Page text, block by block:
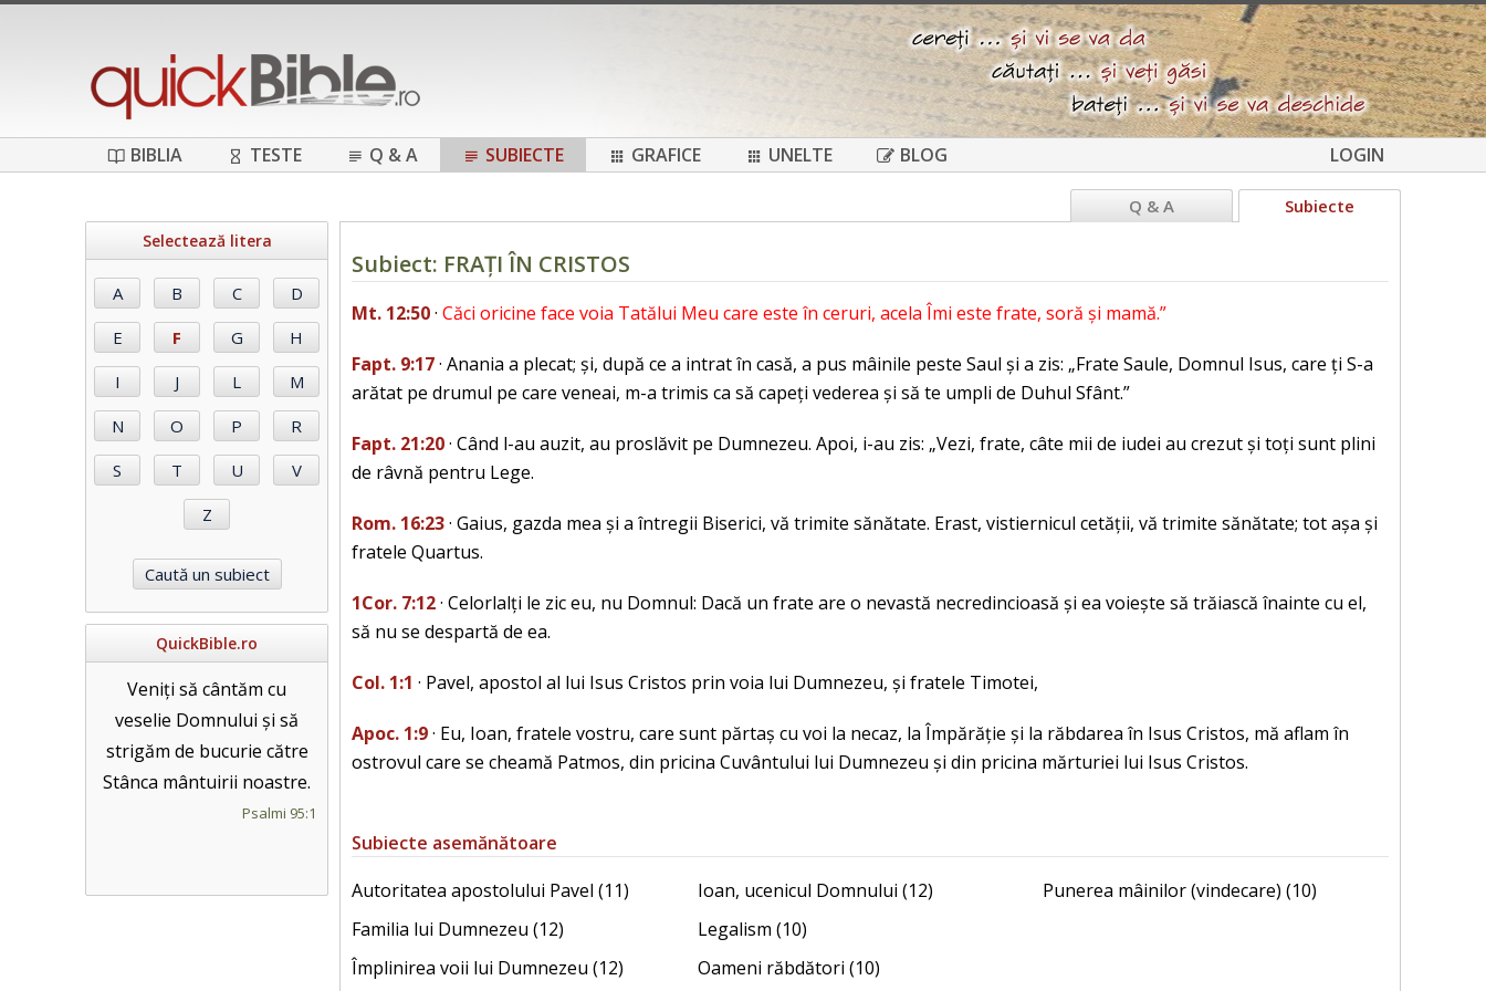
BIBLIA TESTE Q & A SUBIECTE GRAFICE UNELTE BLOG LOGIN
Selectează litera
QuickBible.ro
Veniți să cântăm cu
veselie Domnului și să
strigăm de bucurie către
Stânca mântuirii noastre.
Psalmi 95:1
Subiecte
Q & A
Subiect: FRAȚI ÎN CRISTOS
Mt. 12:50· Căci oricine face voia Tatălui Meu care este în ceruri, acela Îmi este frate, soră și mamă.”
Fapt. 9:17· Anania a plecat; și, după ce a intrat în casă, a pus mâinile peste Saul și a zis: „Frate Saule, Domnul Isus, care ți S-a
arătat pe drumul pe care veneai, m-a trimis ca să capeți vederea și să te umpli de Duhul Sfânt.”
Fapt. 21:20· Când l-au auzit, au proslăvit pe Dumnezeu. Apoi, i-au zis: „Vezi, frate, câte mii de iudei au crezut și toți sunt plini
de râvnă pentru Lege.
Rom. 16:23· Gaius, gazda mea și a întregii Biserici, vă trimite sănătate. Erast, vistiernicul cetății, vă trimite sănătate; tot așa și
fratele Quartus.
1Cor. 7:12· Celorlalți le zic eu, nu Domnul: Dacă un frate are o nevastă necredincioasă și ea voiește să trăiască înainte cu el,
să nu se despartă de ea.
Col. 1:1 · Pavel, apostol al lui Isus Cristos prin voia lui Dumnezeu, și fratele Timotei,
Apoc. 1:9· Eu, Ioan, fratele vostru, care sunt părtaș cu voi la necaz, la Împărăție și la răbdarea în Isus Cristos, mă aflam în
ostrovul care se cheamă Patmos, din pricina Cuvântului lui Dumnezeu și din pricina mărturiei lui Isus Cristos.
Subiecte asemănătoare
Autoritatea apostolului Pavel (11)
Familia lui Dumnezeu (12)
Împlinirea voii lui Dumnezeu (12)
Ioan, ucenicul Domnului (12)
Legalism (10)
Oameni răbdători (10)
Punerea mâinilor (vindecare) (10)